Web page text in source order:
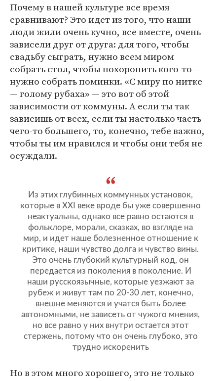
Почему в нашей культуре все время
сравнивают? Это идет из того, что наши
люди жили очень кучно, все вместе, очень
зависели друг от друга: для того, чтобы
свадьбу сыграть, нужно всем миром
собрать стол, чтобы похоронить кого-то —
нужно собрать поминки. «С миру по нитке
— голому рубаха» — это вот об этой
зависимости от коммуны. А если ты так
зависишь от всех, если ты настолько часть
чего-то большего, то, конечно, тебе важно,
чтобы ты им нравился и чтобы они тебя не
осуждали.
Из этих глубинных коммунных установок,
которые в XXI веке вроде бы уже совершенно
неактуальны, однако все равно остаются в
фольклоре, морали, сказках, во взгляде на
мир, и идет наше болезненное отношение к
критике, наши чувство долга и чувство вины.
Это очень глубокий культурный код, он
передается из поколения в поколение. И
наши русскоязычные, которые уезжают за
рубеж и живут там по 20-30 лет, конечно,
внешне меняются и учатся быть более
автономными, не зависеть от чужого мнения,
но все равно у них внутри остается этот
стержень, потому что он очень глубоко, это
трудно искоренить
Но в этом много хорошего, это не только